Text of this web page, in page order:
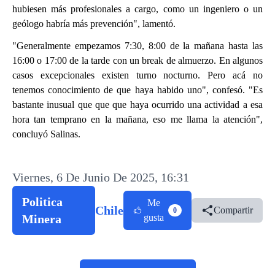
hubiesen más profesionales a cargo, como un ingeniero o un
geólogo habría más prevención", lamentó.
"Generalmente empezamos 7:30, 8:00 de la mañana hasta las
16:00 o 17:00 de la tarde con un break de almuerzo. En algunos
casos excepcionales existen turno nocturno. Pero acá no
tenemos conocimiento de que haya habido uno", confesó. "Es
bastante inusual que que que haya ocurrido una actividad a esa
hora tan temprano en la mañana, eso me llama la atención",
concluyó Salinas.
Viernes, 6 De Junio De 2025, 16:31
Politica
Minera
Chile
Me
gusta
0 Compartir